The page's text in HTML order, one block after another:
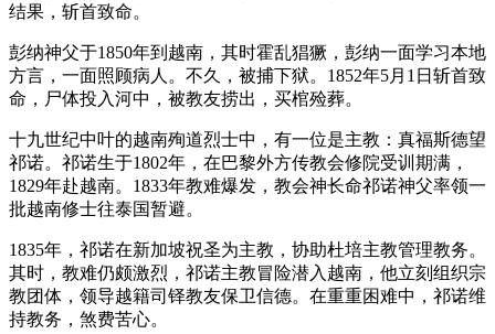
结果，斩首致命。
彭纳神父于1850年到越南，其时霍乱猖獗，彭纳一面学习本地
方言，一面照顾病人。不久，被捕下狱。1852年5月1日斩首致
命，尸体投入河中，被教友捞出，买棺殓葬。
十九世纪中叶的越南殉道烈士中，有一位是主教：真福斯德望
祁诺。祁诺生于1802年，在巴黎外方传教会修院受训期满，
1829年赴越南。1833年教难爆发，教会神长命祁诺神父率领一
批越南修士往泰国暂避。
1835年，祁诺在新加坡祝圣为主教，协助杜培主教管理教务。
其时，教难仍颇激烈，祁诺主教冒险潜入越南，他立刻组织宗
教团体，领导越籍司铎教友保卫信德。在重重困难中，祁诺维
持教务，煞费苦心。